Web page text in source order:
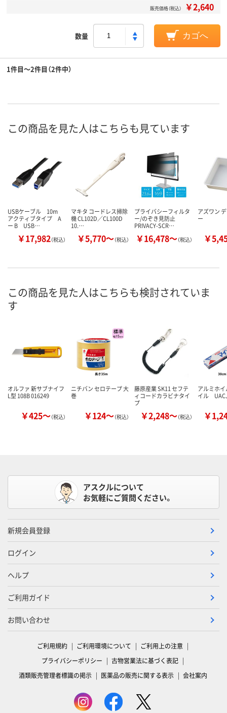
販売価格（税込） ￥2,640
数量 カゴへ
1件目～2件目（2件中）
この商品を見た人はこちらも見ています
USBケーブル 10m
アクティブタイプ A
ー B USB…
￥17,982（税込）
マキタ コードレス掃除
機 CL102D／CL100D
10.…
￥5,770～（税込）
プライバシーフィルタ
ー/のぞき見防止
PRIVACY-SCR…
￥16,478～（税込）
アズワン
ー
￥
この商品を見た人はこちらも検討されていま
す
オルファ 新サブナイフ
L型 108B 016249
￥425～（税込）
ニチバン セロテープ 大
巻
￥124～（税込）
藤原産業 SK11 セフテ
ィコードカラビナタイ
プ
￥2,248～（税込）
アルミホ
イル
￥
アスクルについて
お気軽にご質問ください。
新規会員登録
ログイン
ヘルプ
ご利用ガイド
お問い合わせ
ご利用規約 ご利用環境について
ご利用上の注意
プライバシーポリシー
古物営業法に基づく表記
酒類販売管理者標識の掲示
医薬品の販売に関する表示 会社案内